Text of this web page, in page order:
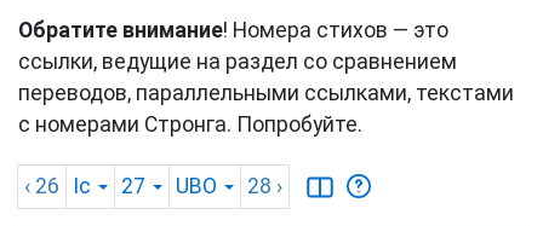
Обратите внимание! Номера стихов — это
ссылки, ведущие на раздел со сравнением
переводов, параллельными ссылками, текстами
с номерами Стронга. Попробуйте.
‹ 26 Іс 27 UBO 28 ›